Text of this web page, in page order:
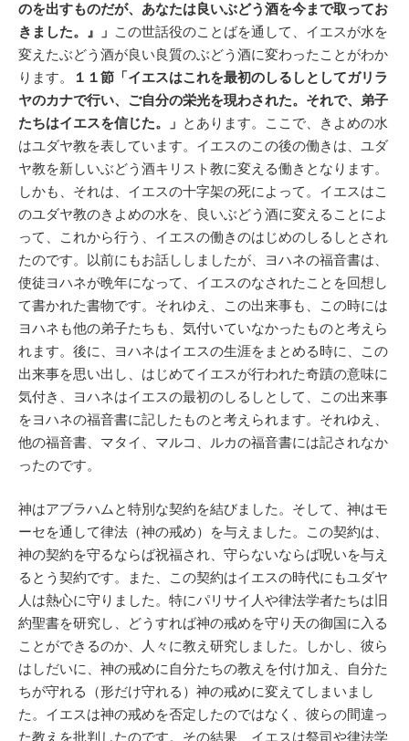
のを出すものだが、あなたは良いぶどう酒を今まで取ってお
きました。』」 この世話役のことばを通して、イエスが水を
変えたぶどう酒が良い良質のぶどう酒に変わったことがわか
ります。
１１節「イエスはこれを最初のしるしとしてガリラ
ヤのカナで行い、ご自分の栄光を現わされた。それで、弟子
たちはイエスを信じた。」 とあります。ここで、きよめの水
はユダヤ教を表しています。イエスのこの後の働きは、ユダ
ヤ教を新しいぶどう酒キリスト教に変える働きとなります。
しかも、それは、イエスの十字架の死によって。イエスはこ
のユダヤ教のきよめの水を、良いぶどう酒に変えることによ
って、これから行う、イエスの働きのはじめのしるしとされ
たのです。以前にもお話ししましたが、ヨハネの福音書は、
使徒ヨハネが晩年になって、イエスのなされたことを回想し
て書かれた書物です。それゆえ、この出来事も、この時には
ヨハネも他の弟子たちも、気付いていなかったものと考えら
れます。後に、ヨハネはイエスの生涯をまとめる時に、この
出来事を思い出し、はじめてイエスが行われた奇蹟の意味に
気付き、ヨハネはイエスの最初のしるしとして、この出来事
をヨハネの福音書に記したものと考えられます。それゆえ、
他の福音書、マタイ、マルコ、ルカの福音書には記されなか
ったのです。
神はアブラハムと特別な契約を結びました。そして、神はモ
ーセを通して律法（神の戒め）を与えました。この契約は、
神の契約を守るならば祝福され、守らないならば呪いを与え
るとう契約です。また、この契約はイエスの時代にもユダヤ
人は熱心に守りました。特にパリサイ人や律法学者たちは旧
約聖書を研究し、どうすれば神の戒めを守り天の御国に入る
ことができるのか、人々に教え研究しました。しかし、彼ら
はしだいに、神の戒めに自分たちの教えを付け加え、自分た
ちが守れる（形だけ守れる）神の戒めに変えてしまいまし
た。イエスは神の戒めを否定したのではなく、彼らの間違っ
た教えを批判したのです。その結果、イエスは祭司や律法学